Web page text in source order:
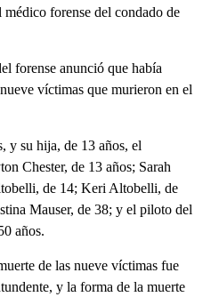
forense del condado de
forense anunció que había
víctimas que murieron en el
y su hija, de 13 años, el
Chester, de 13 años; Sarah
de 14; Keri Altobelli, de
Mauser, de 38; y el piloto del
años.
de las nueve víctimas fue
y la forma de la muerte